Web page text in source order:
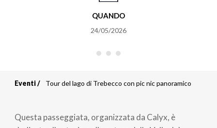
QUANDO
24/05/2026
Briciole
di
Eventi Tour del lago di Trebecco con pic nic panoramico
Questa passeggiata, organizzata da Calyx, è